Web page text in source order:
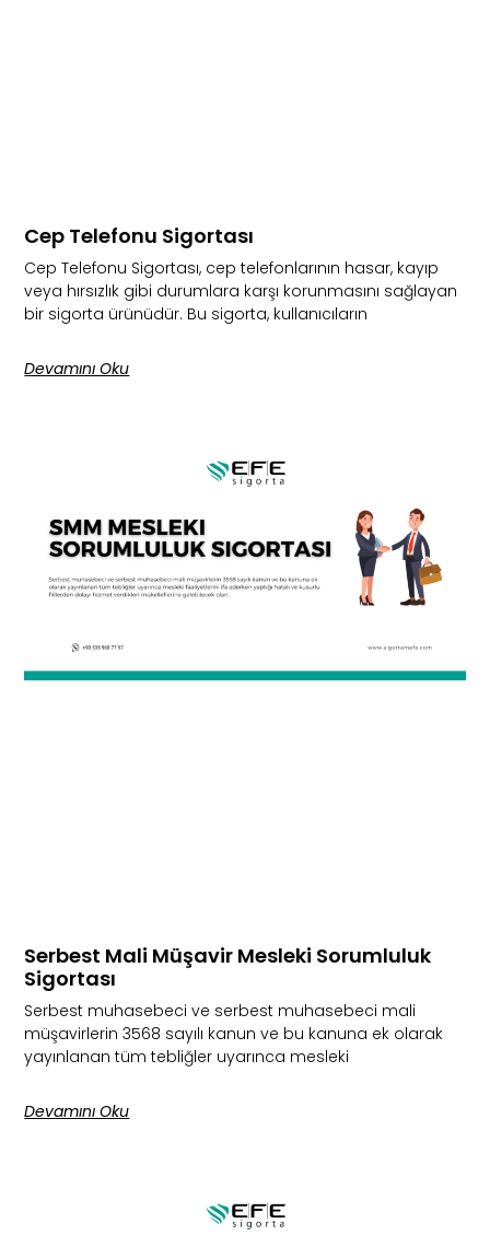
Cep Telefonu Sigortası
Cep Telefonu Sigortası, cep telefonlarının hasar, kayıp
veya hırsızlık gibi durumlara karşı korunmasını sağlayan
bir sigorta ürünüdür. Bu sigorta, kullanıcıların
Devamını Oku
Serbest Mali Müşavir Mesleki Sorumluluk
Sigortası
Serbest muhasebeci ve serbest muhasebeci mali
müşavirlerin 3568 sayılı kanun ve bu kanuna ek olarak
yayınlanan tüm tebliğler uyarınca mesleki
Devamını Oku